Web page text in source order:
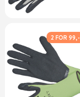
2 FOR 99,-